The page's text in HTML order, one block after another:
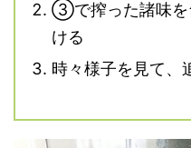
③で搾った諸味を
ける
時々様子を見て、